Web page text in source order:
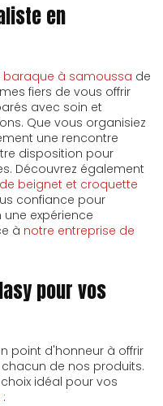
en
baraque à samoussa de
fiers de vous offrir
avec soin et
Que vous organisiez
une rencontre
disposition pour
Découvrez également
beignet et croquette
confiance pour
expérience
à notre entreprise de
pour vos
point d'honneur à offrir
de nos produits.
idéal pour vos
: